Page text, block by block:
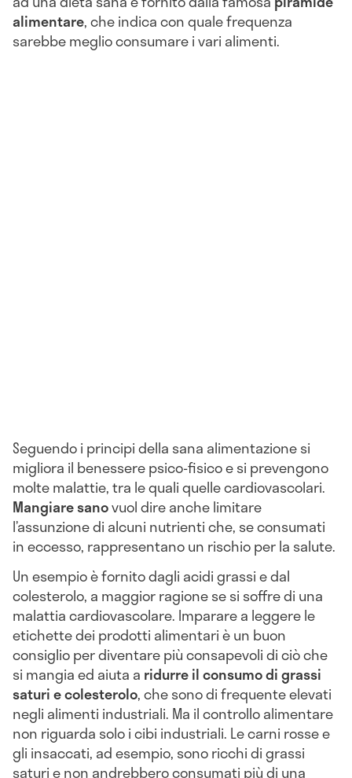
alimentare, che indica con quale frequenza
sarebbe meglio consumare i vari alimenti.
Seguendo i principi della sana alimentazione si
migliora il benessere psico-fisico e si prevengono
molte malattie, tra le quali quelle cardiovascolari.
Mangiare sanovuol dire anche limitare
l’assunzione di alcuni nutrienti che, se consumati
in eccesso, rappresentano un rischio per la salute.
Un esempio è fornito dagli acidi grassi e dal
colesterolo, a maggior ragione se si soffre di una
malattia cardiovascolare. Imparare a leggere le
etichette dei prodotti alimentari è un buon
consiglio per diventare più consapevoli di ciò che
si mangia ed aiuta a ridurre il consumo di grassi
saturi e colesterolo, che sono di frequente elevati
negli alimenti industriali. Ma il controllo alimentare
non riguarda solo i cibi industriali. Le carni rosse e
gli insaccati, ad esempio, sono ricchi di grassi
saturi e non andrebbero consumati più di una